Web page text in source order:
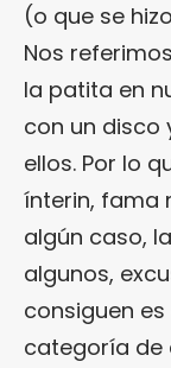
(o que se
Nos
la patita en
con un disco
ellos. Por lo
ínterin, fama
algún caso,
algunos,
consiguen
categoría de